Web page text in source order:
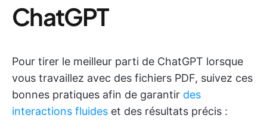
ChatGPT
Pour tirer le meilleur parti de ChatGPT lorsque
vous travaillez avec des fichiers PDF, suivez ces
bonnes pratiques afin de garantir des
interactions fluides et des résultats précis :